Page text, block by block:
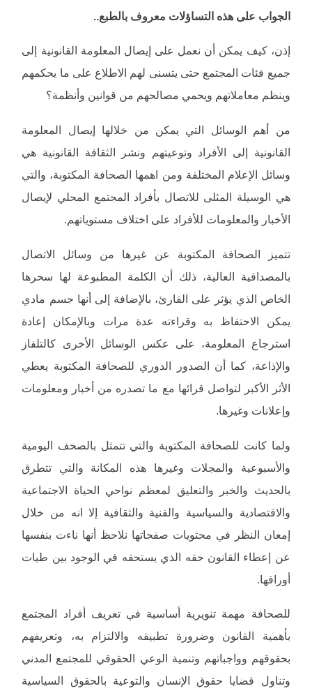
الجواب على هذه التساؤلات معروف بالطبع..
إذن، كيف يمكن أن نعمل على إيصال المعلومة القانونية إلى
جميع فئات المجتمع حتى يتسنى لهم الاطلاع على ما يحكمهم
وينظم معاملاتهم ويحمي مصالحهم من قوانين وأنظمة؟
من أهم الوسائل التي يمكن من خلالها إيصال المعلومة
القانونية إلى الأفراد وتوعيتهم ونشر الثقافة القانونية هي
وسائل الإعلام المختلفة ومن اهمها الصحافة المكتوبة، والتي
هي الوسيلة المثلى للاتصال بأفراد المجتمع المحلي لإيصال
الأخبار والمعلومات للأفراد على اختلاف مستوياتهم.
تتميز الصحافة المكتوبة عن غيرها من وسائل الاتصال
بالمصداقية العالية، ذلك أن الكلمة المطبوعة لها سحرها
الخاص الذي يؤثر على القارئ، بالإضافة إلى أنها جسم مادي
يمكن الاحتفاظ به وقراءته عدة مرات وبالإمكان إعادة
استرجاع المعلومة، على عكس الوسائل الأخرى كالتلفاز
والإذاعة، كما أن الصدور الدوري للصحافة المكتوبة يعطي
الأثر الأكبر لتواصل قرائها مع ما تصدره من أخبار ومعلومات
وإعلانات وغيرها.
ولما كانت للصحافة المكتوبة والتي تتمثل بالصحف اليومية
والأسبوعية والمجلات وغيرها هذه المكانة والتي تتطرق
بالحديث والخبر والتعليق لمعظم نواحي الحياة الاجتماعية
والاقتصادية والسياسية والفنية والثقافية إلا انه من خلال
إمعان النظر في محتويات صفحاتها نلاحظ أنها ناءت بنفسها
عن إعطاء القانون حقه الذي يستحقه في الوجود بين طيات
أوراقها.
للصحافة مهمة تنويرية أساسية في تعريف أفراد المجتمع
بأهمية القانون وضرورة تطبيقه والالتزام به، وتعريفهم
بحقوقهم وواجباتهم وتنمية الوعي الحقوقي للمجتمع المدني
وتناول قضايا حقوق الإنسان والتوعية بالحقوق السياسية